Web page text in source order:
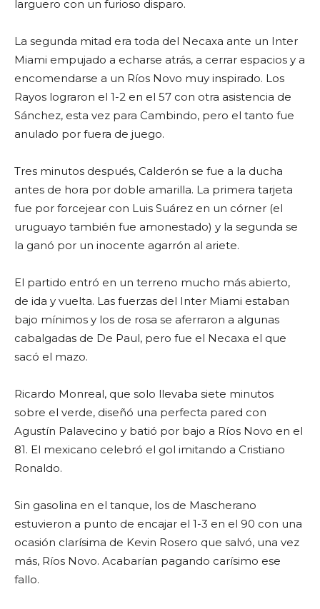
larguero con un furioso disparo.
La segunda mitad era toda del Necaxa ante un Inter
Miami empujado a echarse atrás, a cerrar espacios y a
encomendarse a un Ríos Novo muy inspirado. Los
Rayos lograron el 1-2 en el 57 con otra asistencia de
Sánchez, esta vez para Cambindo, pero el tanto fue
anulado por fuera de juego.
Tres minutos después, Calderón se fue a la ducha
antes de hora por doble amarilla. La primera tarjeta
fue por forcejear con Luis Suárez en un córner (el
uruguayo también fue amonestado) y la segunda se
la ganó por un inocente agarrón al ariete.
El partido entró en un terreno mucho más abierto,
de ida y vuelta. Las fuerzas del Inter Miami estaban
bajo mínimos y los de rosa se aferraron a algunas
cabalgadas de De Paul, pero fue el Necaxa el que
sacó el mazo.
Ricardo Monreal, que solo llevaba siete minutos
sobre el verde, diseñó una perfecta pared con
Agustín Palavecino y batió por bajo a Ríos Novo en el
81. El mexicano celebró el gol imitando a Cristiano
Ronaldo.
Sin gasolina en el tanque, los de Mascherano
estuvieron a punto de encajar el 1-3 en el 90 con una
ocasión clarísima de Kevin Rosero que salvó, una vez
más, Ríos Novo. Acabarían pagando carísimo ese
fallo.